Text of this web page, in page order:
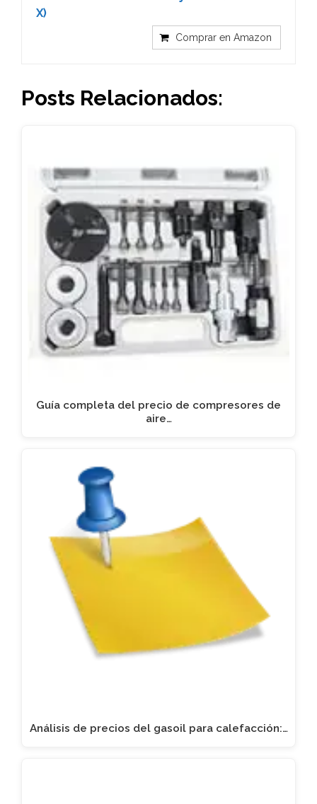
X)
Comprar en Amazon
Posts Relacionados:
Guía completa del precio de compresores de
aire…
Análisis de precios del gasoil para calefacción:…